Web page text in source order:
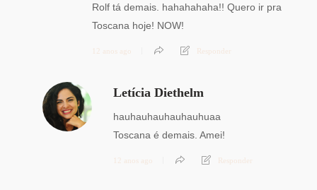
Rolf tá demais. hahahahaha!! Quero ir pra
Toscana hoje! NOW!
12 anos ago Responder
Letícia Diethelm
hauhauhauhauhauhuaa
Toscana é demais. Amei!
12 anos ago Responder